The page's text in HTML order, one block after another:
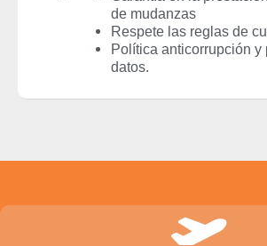
de mudanzas
Respete las reglas de
Política anticorrupción y
datos.